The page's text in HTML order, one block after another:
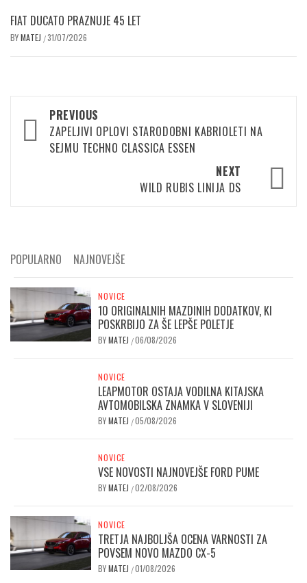
FIAT DUCATO PRAZNUJE 45 LET
BYMATEJ /31/07/2026
Post
navigation
PREVIOUS
ZAPELJIVI OPLOVI STARODOBNI KABRIOLETI NA
SEJMU TECHNO CLASSICA ESSEN
NEXT
WILD RUBIS LINIJA DS
POPULARNO NAJNOVEJŠE
NOVICE
10 ORIGINALNIH MAZDINIH DODATKOV, KI
POSKRBIJO ZA ŠE LEPŠE POLETJE
BYMATEJ /06/08/2026
NOVICE
LEAPMOTOR OSTAJA VODILNA KITAJSKA
AVTOMOBILSKA ZNAMKA V SLOVENIJI
BYMATEJ /05/08/2026
NOVICE
VSE NOVOSTI NAJNOVEJŠE FORD PUME
BYMATEJ /02/08/2026
NOVICE
TRETJA NAJBOLJŠA OCENA VARNOSTI ZA
POVSEM NOVO MAZDO CX-5
BYMATEJ /01/08/2026